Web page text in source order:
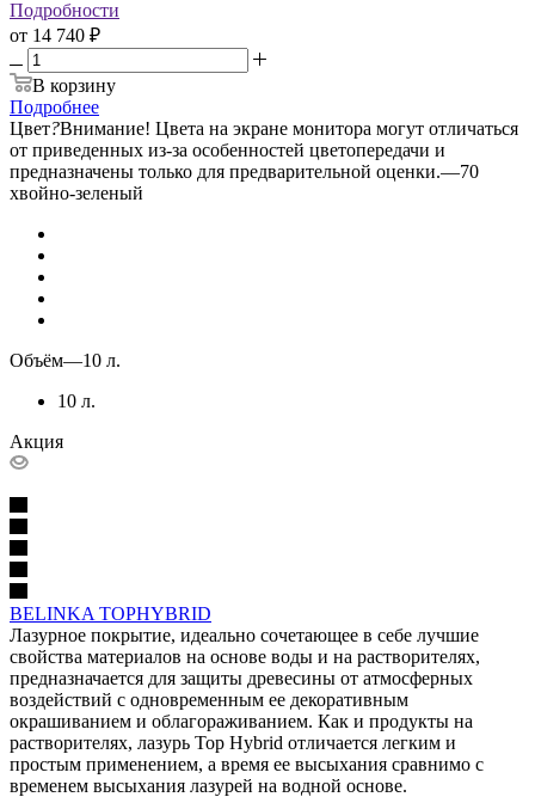
Подробности
от 14 740 ₽
В корзину
Подробнее
Цвет?Внимание! Цвета на экране монитора могут отличаться
от приведенных из-за особенностей цветопередачи и
предназначены только для предварительной оценки.—70
хвойно-зеленый
Объём—10 л.
10 л.
Акция
BELINKA TOPHYBRID
Лазурное покрытие, идеально сочетающее в себе лучшие
свойства материалов на основе воды и на растворителях,
предназначается для защиты древесины от атмосферных
воздействий с одновременным ее декоративным
окрашиванием и облагораживанием. Как и продукты на
растворителях, лазурь Top Hybrid отличается легким и
простым применением, а время ее высыхания сравнимо с
временем высыхания лазурей на водной основе.